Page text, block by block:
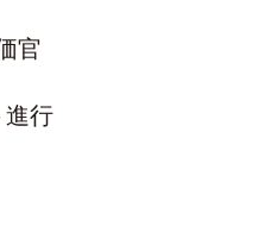
官
進行